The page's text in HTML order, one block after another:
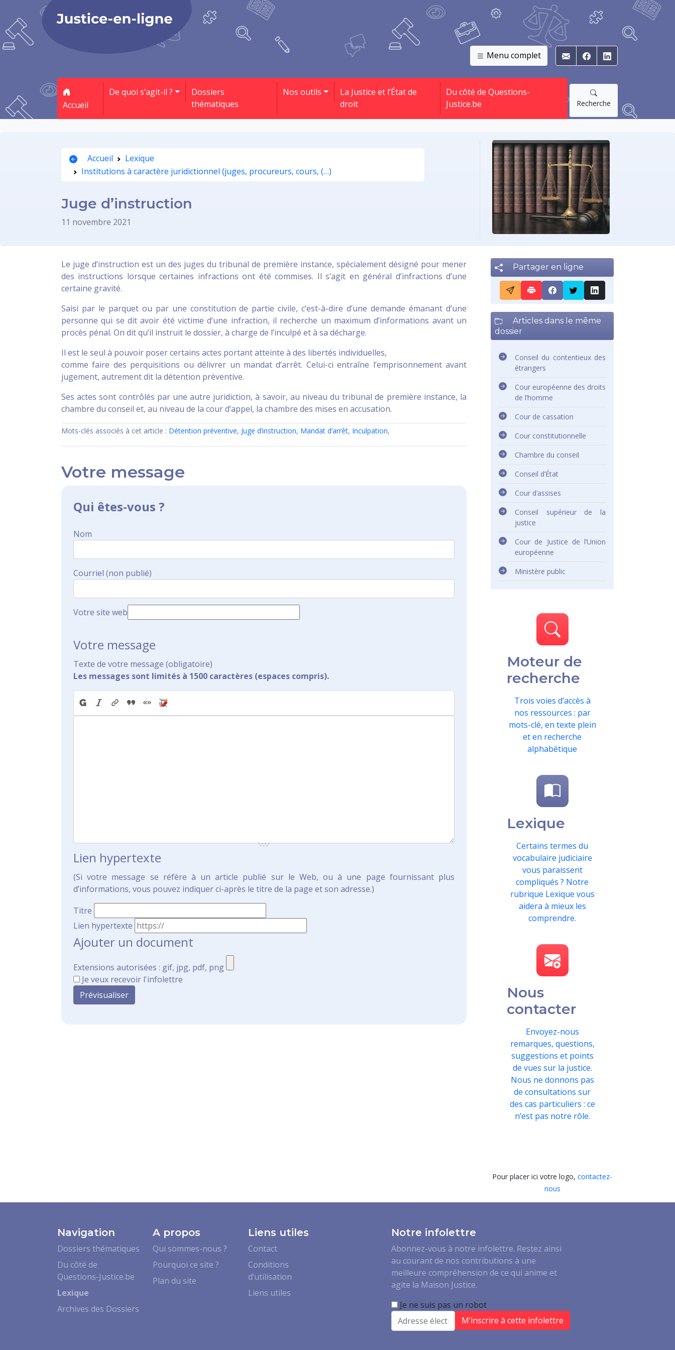
Menu complet E-mail Facebook
Accueil
De quoi s’agit-il ?
Dossiers
thématiques
Nos outils
La Justice et l’État de
droit
Du côté de Questions-
Justice.be
Recherche
Accueil
Lexique
Institutions à caractère juridictionnel (juges, procureurs, cours, (…)
Juge d’instruction
11 novembre 2021
Le juge d’instruction est un des juges du tribunal de première instance, spécialement désigné pour mener
des instructions lorsque certaines infractions ont été commises. Il s’agit en général d’infractions d’une
certaine gravité.
Saisi par le parquet ou par une constitution de partie civile, c’est-à-dire d’une demande émanant d’une
personne qui se dit avoir été victime d’une infraction, il recherche un maximum d’informations avant un
procès pénal. On dit qu’il instruit le dossier, à charge de l’inculpé et à sa décharge.
Il est le seul à pouvoir poser certains actes portant atteinte à des libertés individuelles,
comme faire des perquisitions ou délivrer un mandat d’arrêt. Celui-ci entraîne l’emprisonnement avant
jugement, autrement dit la détention préventive.
Ses actes sont contrôlés par une autre juridiction, à savoir, au niveau du tribunal de première instance, la
chambre du conseil et, au niveau de la cour d’appel, la chambre des mises en accusation.
Mots-clés associés à cet article : Détention préventive, Juge d’instruction, Mandat d’arrêt, Inculpation,
Votre message
Qui êtes-vous ?
Nom
Courriel (non publié)
Votre site web
Votre message
Texte de votre message (obligatoire)
Les messages sont limités à 1500 caractères (espaces compris).
Lien hypertexte
(Si votre message se réfère à un article publié sur le Web, ou à une page fournissant plus
d’informations, vous pouvez indiquer ci-après le titre de la page et son adresse.)
Titre
Lien hypertexte
Ajouter un document
Extensions autorisées : gif, jpg, pdf, png
Je veux recevoir l'infolettre
Partager en ligne
Articles dans le même
dossier
Conseil du contentieux des
étrangers
Cour européenne des droits
de l’homme
Cour de cassation
Cour constitutionnelle
Chambre du conseil
Conseil d’État
Cour d’assises
Conseil supérieur de la
justice
Cour de Justice de l’Union
européenne
Ministère public
Moteur de
recherche
Trois voies d’accès à
nos ressources : par
mots-clé, en texte plein
et en recherche
alphabétique
Lexique
Certains termes du
vocabulaire judiciaire
vous paraissent
compliqués ? Notre
rubrique Lexique vous
aidera à mieux les
comprendre.
Nous
contacter
Envoyez-nous
remarques, questions,
suggestions et points
de vues sur la justice.
Nous ne donnons pas
de consultations sur
des cas particuliers : ce
n’est pas notre rôle.
Pour placer ici votre logo, contactez-
nous
Navigation
Dossiers thématiques
Du côté de
Questions-Justice.be
Lexique
Archives des Dossiers
A propos
Qui sommes-nous ?
Pourquoi ce site ?
Plan du site
Liens utiles
Contact
Conditions
d’utilisation
Liens utiles
Notre infolettre
Abonnez-vous à notre infolettre. Restez ainsi
au courant de nos contributions à une
meilleure compréhension de ce qui anime et
agite la Maison Justice.
Je ne suis pas un robot
Email